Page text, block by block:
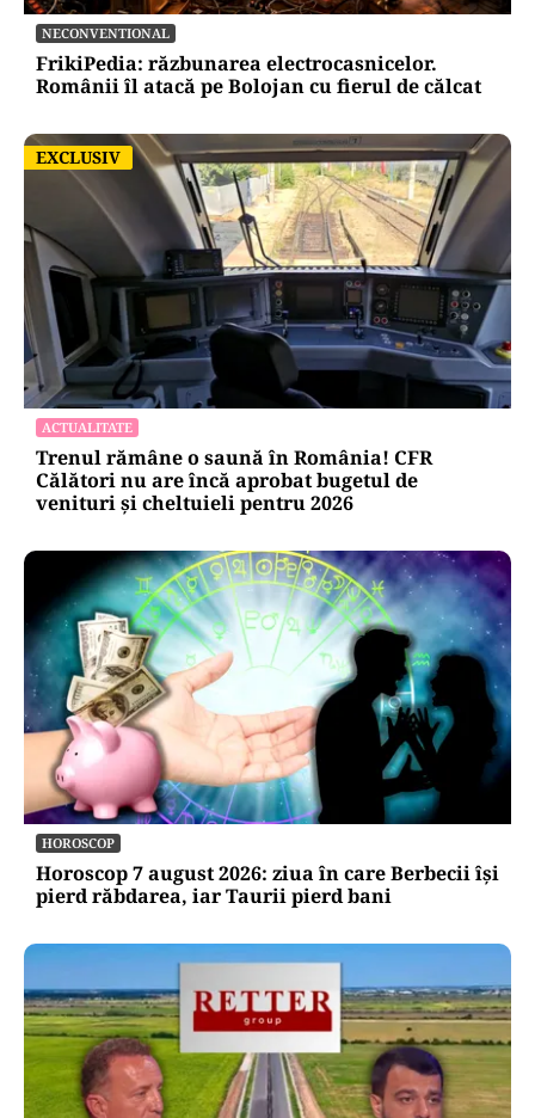
NECONVENTIONAL
FrikiPedia: răzbunarea electrocasnicelor.
Românii îl atacă pe Bolojan cu fierul de călcat
EXCLUSIV
EXCLUSIV
ACTUALITATE
Trenul rămâne o saună în România! CFR
Călători nu are încă aprobat bugetul de
venituri și cheltuieli pentru 2026
HOROSCOP
Horoscop 7 august 2026: ziua în care Berbecii își
pierd răbdarea, iar Taurii pierd bani